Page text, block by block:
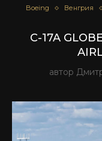
Boeing Венгрия
C-17A
автор